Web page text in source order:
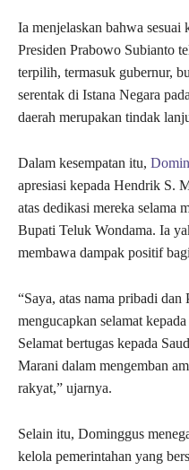
Ia menjelaskan bahwa sesuai
Presiden Prabowo Subianto
terpilih, termasuk gubernur,
serentak di Istana Negara
daerah merupakan tindak
Dalam kesempatan itu,
apresiasi kepada Hendrik S.
atas dedikasi mereka selama
Bupati Teluk Wondama. Ia
membawa dampak positif
“Saya, atas nama pribadi
mengucapkan selamat
Selamat bertugas kepada
Marani dalam mengemban
rakyat,” ujarnya.
Selain itu, Dominggus
kelola pemerintahan yang